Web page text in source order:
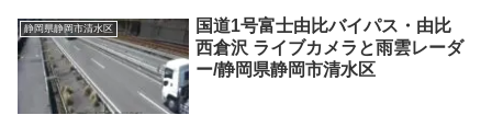
静岡県静岡市清水区
国道1号富士由比バイパス・由比
西倉沢 ライブカメラと雨雲レーダ
ー/静岡県静岡市清水区